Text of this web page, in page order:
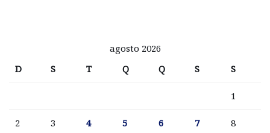
agosto 2026
D
S T Q Q S S
1
2 3 4 5 6 7 8